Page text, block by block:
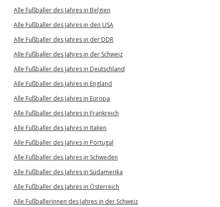
Alle Fußballer des Jahres in Belgien
Alle Fußballer des Jahres in den USA
Alle Fußballer des Jahres in der DDR
Alle Fußballer des Jahres in der Schweiz
Alle Fußballer des Jahres in Deutschland
Alle Fußballer des Jahres in England
Alle Fußballer des Jahres in Europa
Alle Fußballer des Jahres in Frankreich
Alle Fußballer des Jahres in Italien
Alle Fußballer des Jahres in Portugal
Alle Fußballer des Jahres in Schweden
Alle Fußballer des Jahres in Südamerika
Alle Fußballer des Jahres in Österreich
Alle Fußballerinnen des Jahres in der Schweiz